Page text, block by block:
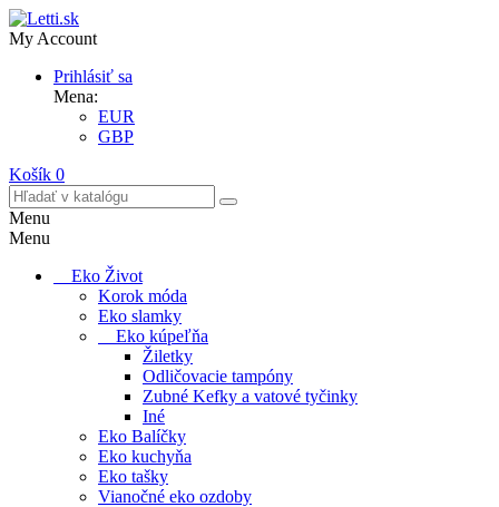
My Account
Prihlásiť sa
Mena:
EUR
GBP
Košík 0
Menu
Menu
Eko Život
Korok móda
Eko slamky
Eko kúpeľňa
Žiletky
Odličovacie tampóny
Zubné Kefky a vatové tyčinky
Iné
Eko Balíčky
Eko kuchyňa
Eko tašky
Vianočné eko ozdoby